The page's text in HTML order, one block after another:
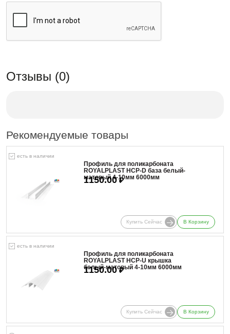
Отзывы (0)
Рекомендуемые товары
есть в наличии
Профиль для поликарбоната
ROYALPLAST HCP-D база белый-
матовый 4-10мм 6000мм
1150.00₽
Купить Сейчас В Корзину
есть в наличии
Профиль для поликарбоната
ROYALPLAST HCP-U крышка
белый-матовый 4-10мм 6000мм
1150.00₽
Купить Сейчас В Корзину